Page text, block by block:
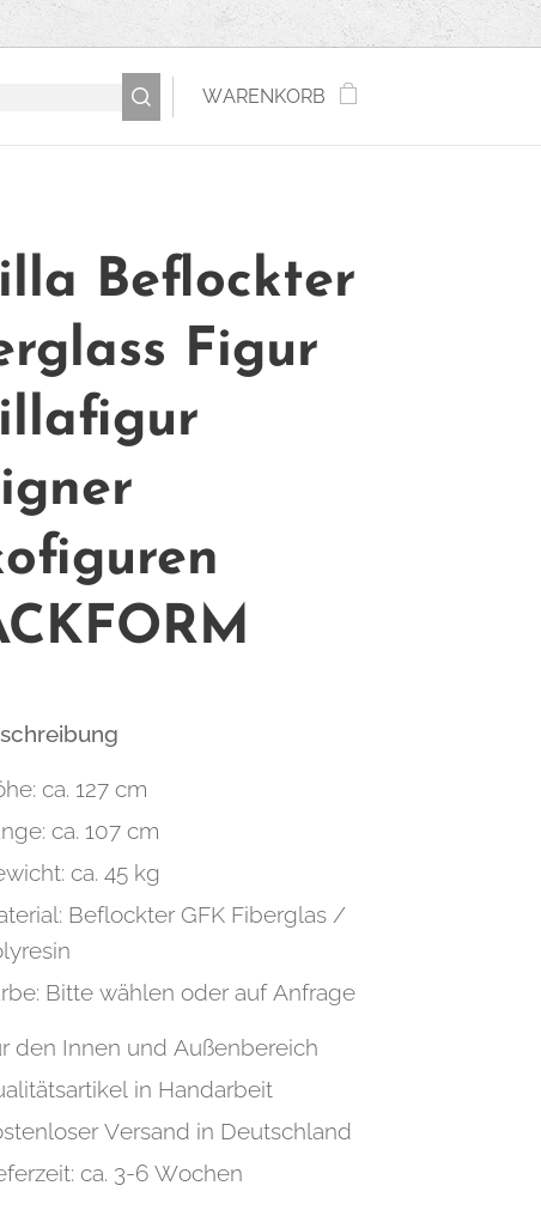
WARENKORB
Beflockter
Figur
ca. 127 cm
ca. 107 cm
ca. 45 kg
Beflockter GFK Fiberglas /
Bitte wählen oder auf Anfrage
den Innen und Außenbereich
in Handarbeit
Versand in Deutschland
ca. 3-6 Wochen